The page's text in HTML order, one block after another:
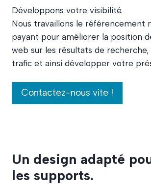
Développons votre visibilité.
Nous travaillons le référencement
payant pour améliorer la position
web sur les résultats de
trafic et ainsi développer votre
Contactez-nous vite !
Un design adapté
les supports.